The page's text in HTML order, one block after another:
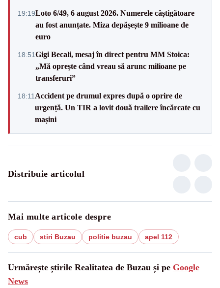
19:19Loto 6/49, 6 august 2026. Numerele câștigătoare
au fost anunțate. Miza depășește 9 milioane de
euro
18:51Gigi Becali, mesaj în direct pentru MM Stoica:
„Mă oprește când vreau să arunc milioane pe
transferuri”
18:11 Accident pe drumul expres după o oprire de
urgență. Un TIR a lovit două trailere încărcate cu
mașini
Distribuie articolul
Mai multe articole despre
cub stiri Buzau politie buzau apel 112
Urmărește știrile Realitatea de Buzau și pe Google
News